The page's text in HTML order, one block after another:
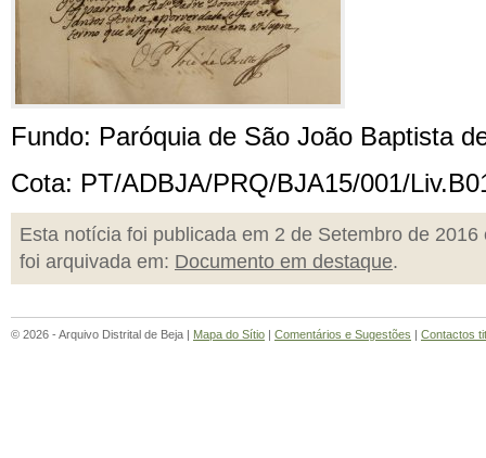
Fundo: Paróquia de São João Baptista
Cota: PT/ADBJA/PRQ/BJA15/001/
Esta notícia foi publicada em 2 de Setembro de 2016
foi arquivada em: Documento em destaque.
© 2026 - Arquivo Distrital de Beja | Mapa do Sítio | Comentários e Sugestões | Contactos